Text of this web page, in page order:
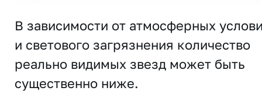
В зависимости от атмосферных
и светового загрязнения количество
реально видимых звезд может быть
существенно ниже.